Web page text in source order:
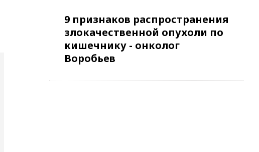
9 признаков распространения
злокачественной опухоли по
кишечнику - онколог
Воробьев